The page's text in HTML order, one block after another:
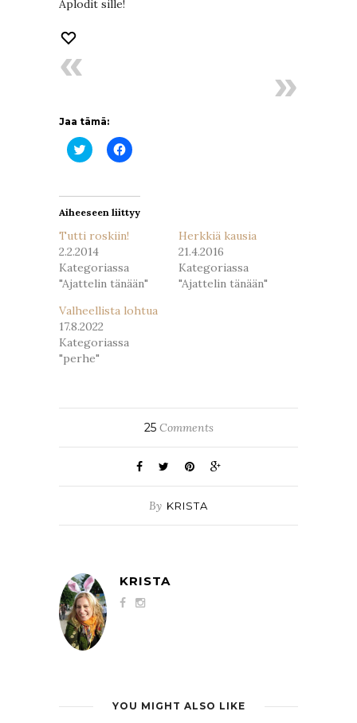
Aplodit sille!
Jaa tämä:
Jaa
Twitterissä(Avautuu
Jaa
Facebookissa(Avautuu
Aiheeseen liittyy
Tutti roskiin!
2.2.2014
Kategoriassa
"Ajattelin tänään"
Herkkiä kausia
21.4.2016
Kategoriassa
"Ajattelin tänään"
Valheellista lohtua
17.8.2022
Kategoriassa
"perhe"
25Comments
By KRISTA
KRISTA
YOU MIGHT ALSO LIKE